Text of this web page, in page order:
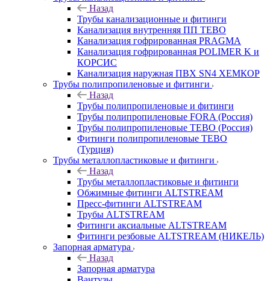
Назад
Трубы канализационные и фитинги
Канализация внутренняя ПП TEBO
Канализация гофрированная PRAGMA
Канализация гофрированная POLIMER K и
КОРСИС
Канализация наружная ПВХ SN4 ХЕМКОР
Трубы полипропиленовые и фитинги
Назад
Трубы полипропиленовые и фитинги
Трубы полипропиленовые FORA (Россия)
Трубы полипропиленовые TEBO (Россия)
Фитинги полипропиленовые TEBO
(Турция)
Трубы металлопластиковые и фитинги
Назад
Трубы металлопластиковые и фитинги
Обжимные фитинги ALTSTREAM
Пресс-фитинги ALTSTREAM
Трубы ALTSTREAM
Фитинги аксиальные ALTSTREAM
Фитинги резбовые ALTSTREAM (НИКЕЛЬ)
Запорная арматура
Назад
Запорная арматура